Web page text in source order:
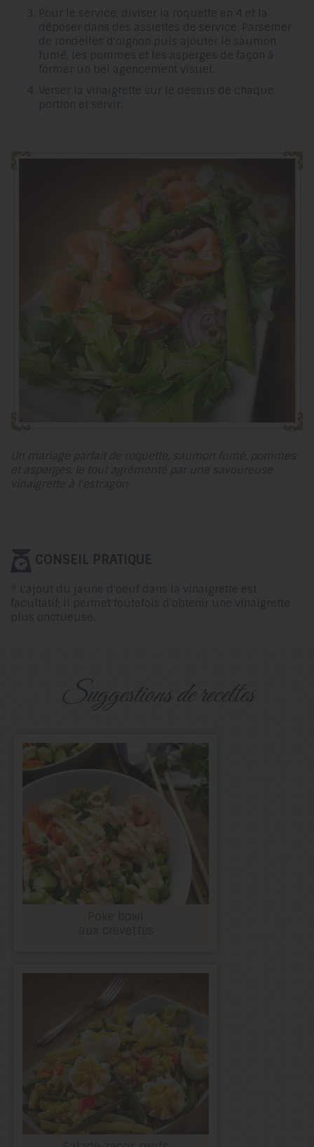
Pour le service, diviser la roquette en 4 et la
déposer dans des assiettes de service. Parsemer
de rondelles d'oignon puis ajouter le saumon
fumé, les pommes et les asperges de façon à
former un bel agencement visuel.
Verser la vinaigrette sur le dessus de chaque
portion et servir.
Un mariage parfait de roquette, saumon fumé, pommes
et asperges, le tout agrémenté par une savoureuse
vinaigrette à l'estragon
CONSEIL PRATIQUE
* L'ajout du jaune d'oeuf dans la vinaigrette est
facultatif; il permet toutefois d'obtenir une vinaigrette
plus onctueuse.
suggestions de recettes